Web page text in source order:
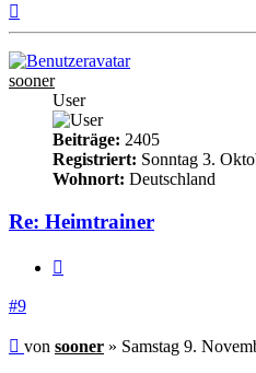
sooner
User
Beiträge: 2405
Registriert: Sonntag 3.
Wohnort: Deutschland
Re: Heimtrainer
#9
Beitrag
von sooner » Samstag 9.